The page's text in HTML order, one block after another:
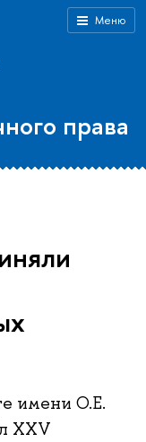
Меню
права
имени О.Е.
XXV